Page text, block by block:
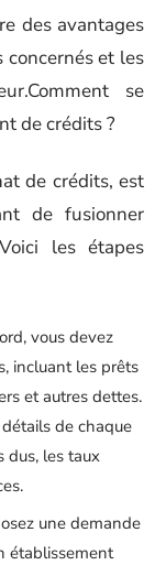
des avantages
et les
se
de crédits ?
de crédits, est
de fusionner
les étapes
vous devez
incluant les prêts
et autres dettes.
de chaque
dus, les taux
une demande
établissement